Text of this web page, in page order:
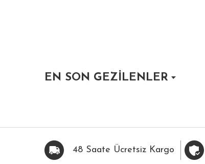
HIZLI BAK FAVORİLERİME EKLE HIZLI BAK
EN SON GEZİLENLER
48 Saate Ücretsiz Kargo